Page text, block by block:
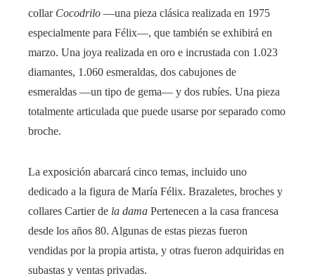
collar Cocodrilo —una pieza clásica realizada en 1975
especialmente para Félix—, que también se exhibirá en
marzo. Una joya realizada en oro e incrustada con 1.023
diamantes, 1.060 esmeraldas, dos cabujones de
esmeraldas —un tipo de gema— y dos rubíes. Una pieza
totalmente articulada que puede usarse por separado como
broche.
La exposición abarcará cinco temas, incluido uno
dedicado a la figura de María Félix. Brazaletes, broches y
collares Cartier de la dama Pertenecen a la casa francesa
desde los años 80. Algunas de estas piezas fueron
vendidas por la propia artista, y otras fueron adquiridas en
subastas y ventas privadas.